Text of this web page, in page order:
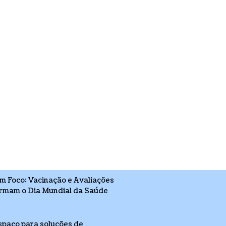
Foco: Vacinação e Avaliações
o Dia Mundial da Saúde